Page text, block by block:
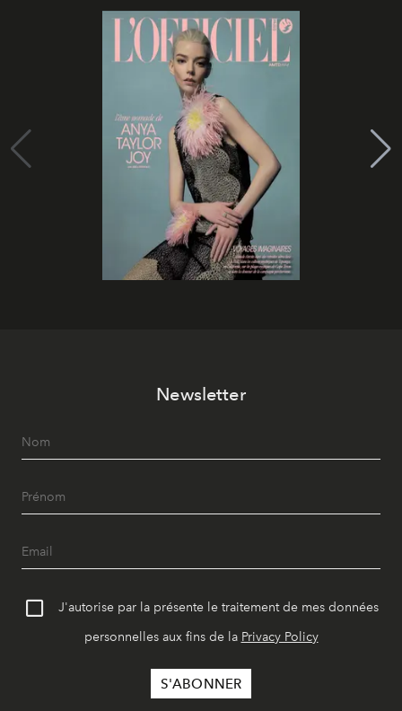
Newsletter
J'autorise par la présente le traitement de mes données
personnelles aux fins de la Privacy Policy